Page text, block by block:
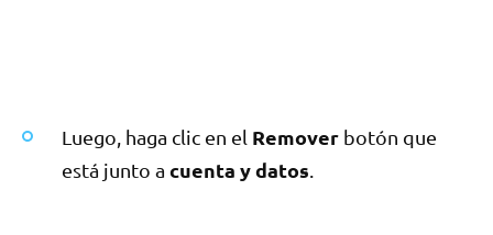
Luego, haga clic en el Remover botón que
está junto a cuenta y datos.